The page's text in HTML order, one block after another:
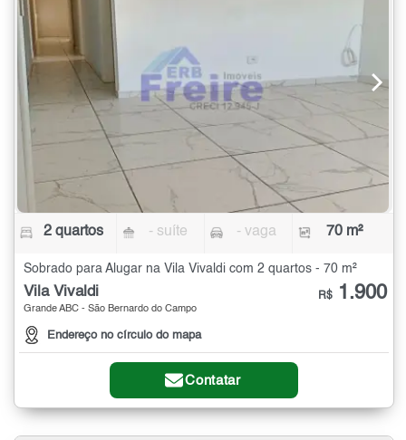
2 quartos - suíte - vaga 70 m²
Sobrado para Alugar na Vila Vivaldi com 2 quartos - 70 m²
Vila Vivaldi
Grande ABC - São Bernardo do Campo
Endereço no círculo do mapa
R$ 1.900
Contatar